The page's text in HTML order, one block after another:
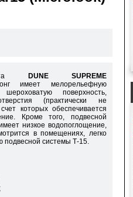
DUNE SUPREME
имеет мелорельефную
поверхность,
(практически не
которых обеспечивается
Кроме того, подвесной
низкое водопоглощение,
в помещениях, легко
подвесной системы Т-15.